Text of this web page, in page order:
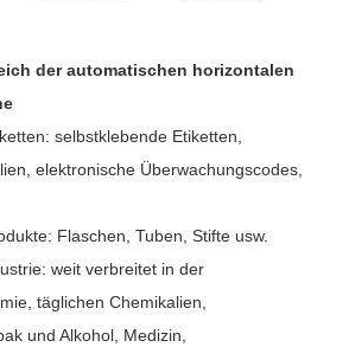
der automatischen horizontalen
selbstklebende Etiketten,
elektronische Überwachungscodes,
Flaschen, Tuben, Stifte usw.
weit verbreitet in der
täglichen Chemikalien,
und Alkohol, Medizin,